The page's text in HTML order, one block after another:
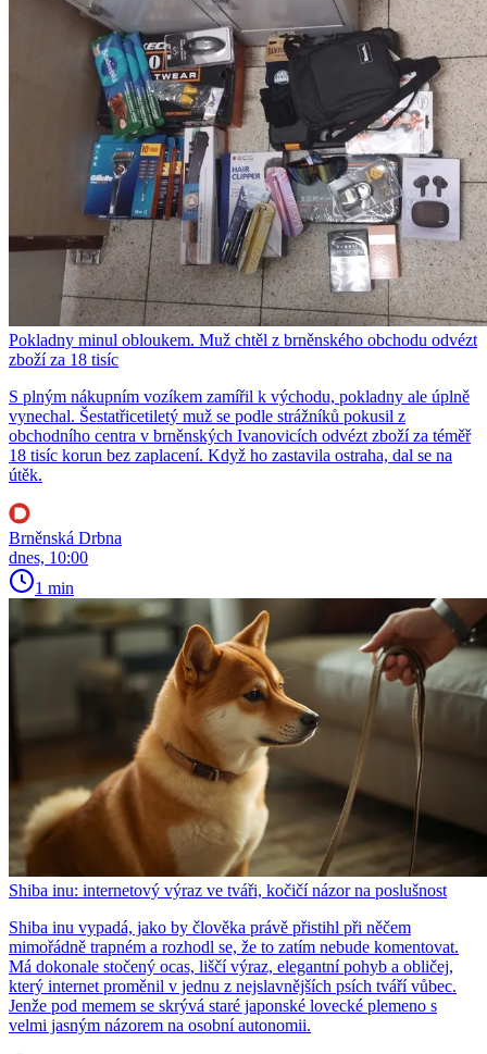
Pokladny minul obloukem. Muž chtěl z brněnského obchodu odvézt
zboží za 18 tisíc
S plným nákupním vozíkem zamířil k východu, pokladny ale úplně
vynechal. Šestatřicetiletý muž se podle strážníků pokusil z
obchodního centra v brněnských Ivanovicích odvézt zboží za téměř
18 tisíc korun bez zaplacení. Když ho zastavila ostraha, dal se na
útěk.
Brněnská Drbna
dnes, 10:00
1 min
Shiba inu: internetový výraz ve tváři, kočičí názor na poslušnost
Shiba inu vypadá, jako by člověka právě přistihl při něčem
mimořádně trapném a rozhodl se, že to zatím nebude komentovat.
Má dokonale stočený ocas, liščí výraz, elegantní pohyb a obličej,
který internet proměnil v jednu z nejslavnějších psích tváří vůbec.
Jenže pod memem se skrývá staré japonské lovecké plemeno s
velmi jasným názorem na osobní autonomii.